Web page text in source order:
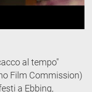
al tempo"
Film Commission)
a Ebbing,